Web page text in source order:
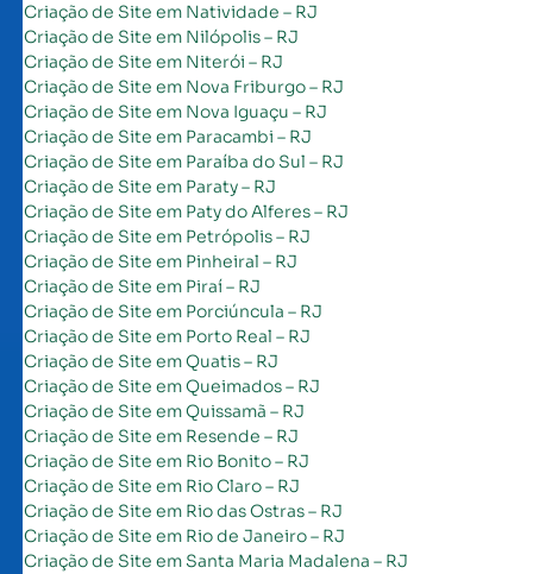
Criação de Site em Natividade – RJ
Criação de Site em Nilópolis – RJ
Criação de Site em Niterói – RJ
Criação de Site em Nova Friburgo – RJ
Criação de Site em Nova Iguaçu – RJ
Criação de Site em Paracambi – RJ
Criação de Site em Paraíba do Sul – RJ
Criação de Site em Paraty – RJ
Criação de Site em Paty do Alferes – RJ
Criação de Site em Petrópolis – RJ
Criação de Site em Pinheiral – RJ
Criação de Site em Piraí – RJ
Criação de Site em Porciúncula – RJ
Criação de Site em Porto Real – RJ
Criação de Site em Quatis – RJ
Criação de Site em Queimados – RJ
Criação de Site em Quissamã – RJ
Criação de Site em Resende – RJ
Criação de Site em Rio Bonito – RJ
Criação de Site em Rio Claro – RJ
Criação de Site em Rio das Ostras – RJ
Criação de Site em Rio de Janeiro – RJ
Criação de Site em Santa Maria Madalena – RJ